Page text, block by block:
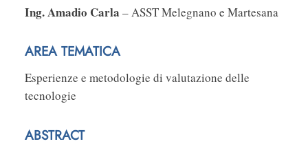
Ing. Amadio Carla – ASST Melegnano e Martesana
AREA TEMATICA
Esperienze e metodologie di valutazione delle
tecnologie
ABSTRACT